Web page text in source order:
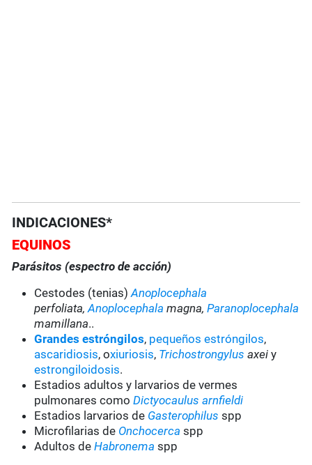
INDICACIONES*
EQUINOS
Parásitos (espectro de acción)
Cestodes (tenias)Anoplocephala
perfoliata,Anoplocephala magna,Paranoplocephala
mamillana..
Grandes estróngilos, pequeños estróngilos,
ascaridiosis, oxiuriosis, Trichostrongylusaxei y
estrongiloidosis.
Estadios adultos y larvarios de vermes
pulmonares comoDictyocaulus arnfieldi
Estadios larvarios de Gasterophilus spp
Microfilarias de Onchocerca spp
Adultos deHabronema spp